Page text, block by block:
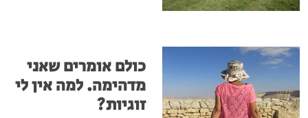
כולם אומרים שאני
מדהימה. למה אין לי
זוגיות?